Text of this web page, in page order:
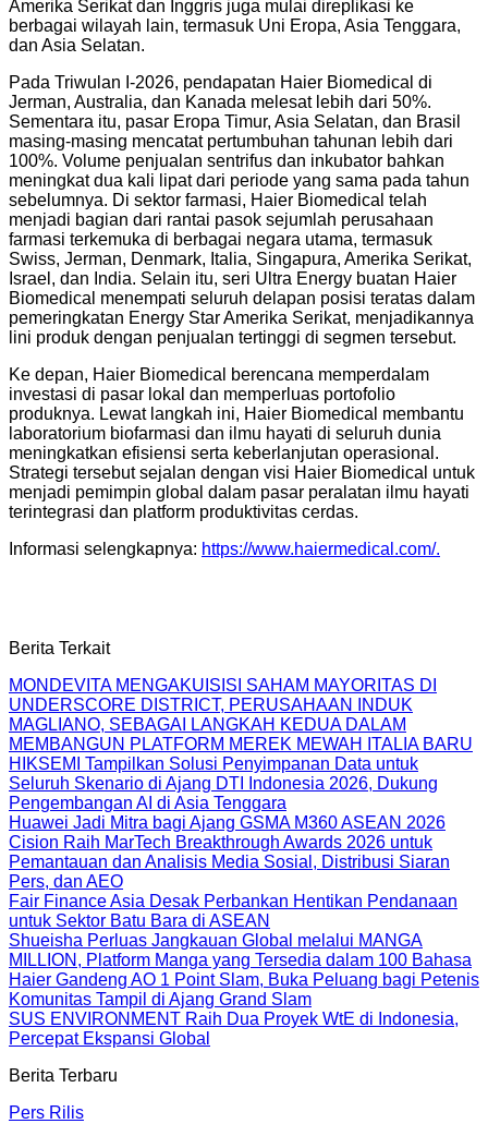
Amerika Serikat dan Inggris juga mulai direplikasi ke
berbagai wilayah lain, termasuk Uni Eropa, Asia Tenggara,
dan Asia Selatan.
Pada Triwulan I-2026, pendapatan Haier Biomedical di
Jerman, Australia, dan Kanada melesat lebih dari 50%.
Sementara itu, pasar Eropa Timur, Asia Selatan, dan Brasil
masing-masing mencatat pertumbuhan tahunan lebih dari
100%. Volume penjualan sentrifus dan inkubator bahkan
meningkat dua kali lipat dari periode yang sama pada tahun
sebelumnya. Di sektor farmasi, Haier Biomedical telah
menjadi bagian dari rantai pasok sejumlah perusahaan
farmasi terkemuka di berbagai negara utama, termasuk
Swiss, Jerman, Denmark, Italia, Singapura, Amerika Serikat,
Israel, dan India. Selain itu, seri Ultra Energy buatan Haier
Biomedical menempati seluruh delapan posisi teratas dalam
pemeringkatan Energy Star Amerika Serikat, menjadikannya
lini produk dengan penjualan tertinggi di segmen tersebut.
Ke depan, Haier Biomedical berencana memperdalam
investasi di pasar lokal dan memperluas portofolio
produknya. Lewat langkah ini, Haier Biomedical membantu
laboratorium biofarmasi dan ilmu hayati di seluruh dunia
meningkatkan efisiensi serta keberlanjutan operasional.
Strategi tersebut sejalan dengan visi Haier Biomedical untuk
menjadi pemimpin global dalam pasar peralatan ilmu hayati
terintegrasi dan platform produktivitas cerdas.
Informasi selengkapnya: https://www.haiermedical.com/.
Berita Terkait
MONDEVITA MENGAKUISISI SAHAM MAYORITAS DI
UNDERSCORE DISTRICT, PERUSAHAAN INDUK
MAGLIANO, SEBAGAI LANGKAH KEDUA DALAM
MEMBANGUN PLATFORM MEREK MEWAH ITALIA BARU
HIKSEMI Tampilkan Solusi Penyimpanan Data untuk
Seluruh Skenario di Ajang DTI Indonesia 2026, Dukung
Pengembangan AI di Asia Tenggara
Huawei Jadi Mitra bagi Ajang GSMA M360 ASEAN 2026
Cision Raih MarTech Breakthrough Awards 2026 untuk
Pemantauan dan Analisis Media Sosial, Distribusi Siaran
Pers, dan AEO
Fair Finance Asia Desak Perbankan Hentikan Pendanaan
untuk Sektor Batu Bara di ASEAN
Shueisha Perluas Jangkauan Global melalui MANGA
MILLION, Platform Manga yang Tersedia dalam 100 Bahasa
Haier Gandeng AO 1 Point Slam, Buka Peluang bagi Petenis
Komunitas Tampil di Ajang Grand Slam
SUS ENVIRONMENT Raih Dua Proyek WtE di Indonesia,
Percepat Ekspansi Global
Berita Terbaru
Pers Rilis